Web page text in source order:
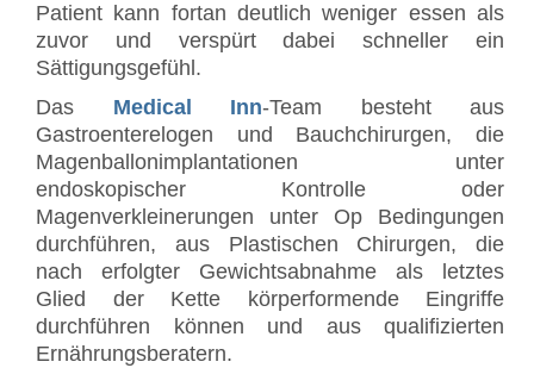
Patient kann fortan deutlich weniger essen als
zuvor und verspürt dabei schneller ein
Sättigungsgefühl.
Das Medical Inn-Team besteht aus
Gastroenterelogen und Bauchchirurgen, die
Magenballonimplantationen unter
endoskopischer Kontrolle oder
Magenverkleinerungen unter Op Bedingungen
durchführen, aus Plastischen Chirurgen, die
nach erfolgter Gewichtsabnahme als letztes
Glied der Kette körperformende Eingriffe
durchführen können und aus qualifizierten
Ernährungsberatern.